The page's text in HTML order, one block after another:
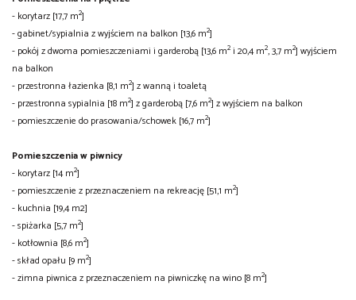
- korytarz [17,7 m2]
- gabinet/sypialnia z wyjściem na balkon [13,6 m2]
- pokój z dwoma pomieszczeniami i garderobą [13,6 m2 i 20,4 m2, 3,7 m2] wyjściem
na balkon
- przestronna łazienka [8,1 m2] z wanną i toaletą
- przestronna sypialnia [18 m2] z garderobą [7,6 m2] z wyjściem na balkon
- pomieszczenie do prasowania/schowek [16,7 m2]
Pomieszczenia w piwnicy
- korytarz [14 m2]
- pomieszczenie z przeznaczeniem na rekreację [51,1 m2]
- kuchnia [19,4 m2]
- spiżarka [5,7 m2]
- kotłownia [8,6 m2]
- skład opału [9 m2]
- zimna piwnica z przeznaczeniem na piwniczkę na wino [8 m2]